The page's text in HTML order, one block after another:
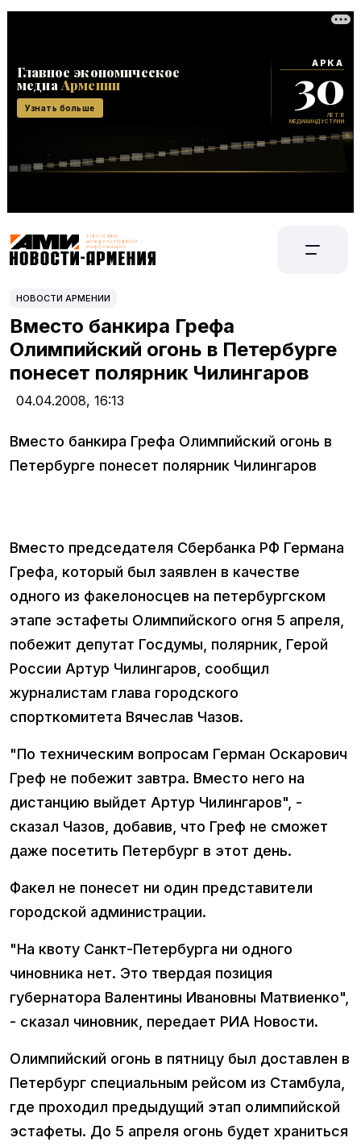
НОВОСТИ АРМЕНИИ
Вместо банкира Грефа
Олимпийский огонь в Петербурге
понесет полярник Чилингаров
04.04.2008, 16:13
Вместо банкира Грефа Олимпийский огонь в
Петербурге понесет полярник Чилингаров
Вместо председателя Сбербанка РФ Германа
Грефа, который был заявлен в качестве
одного из факелоносцев на петербургском
этапе эстафеты Олимпийского огня 5 апреля,
побежит депутат Госдумы, полярник, Герой
России Артур Чилингаров, сообщил
журналистам глава городского
спорткомитета Вячеслав Чазов.
"По техническим вопросам Герман Оскарович
Греф не побежит завтра. Вместо него на
дистанцию выйдет Артур Чилингаров", -
сказал Чазов, добавив, что Греф не сможет
даже посетить Петербург в этот день.
Факел не понесет ни один представители
городской администрации.
"На квоту Санкт-Петербурга ни одного
чиновника нет. Это твердая позиция
губернатора Валентины Ивановны Матвиенко",
- сказал чиновник, передает РИА Новости.
Олимпийский огонь в пятницу был доставлен в
Петербург специальным рейсом из Стамбула,
где проходил предыдущий этап олимпийской
эстафеты. До 5 апреля огонь будет храниться